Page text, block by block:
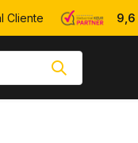
Cliente 9,6